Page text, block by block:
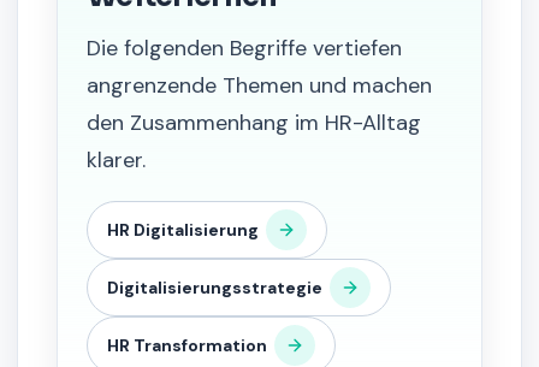
Die folgenden Begriffe vertiefen
angrenzende Themen und machen
den Zusammenhang im HR-Alltag
klarer.
HR Digitalisierung
Digitalisierungsstrategie
HR Transformation